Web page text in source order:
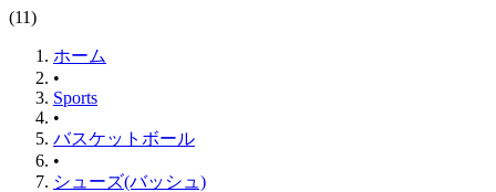
(11)
ホーム
•
Sports
•
バスケットボール
•
シューズ(バッシュ)